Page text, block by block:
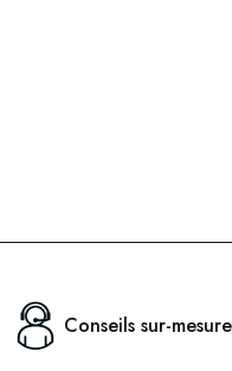
Conseils sur-mesure